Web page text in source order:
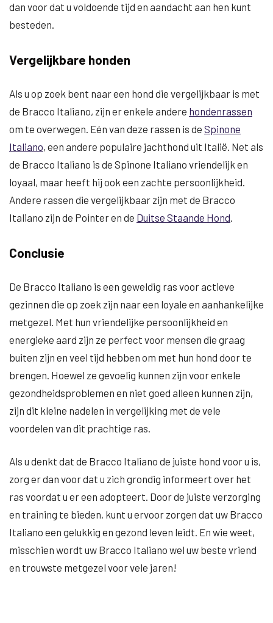
dan voor dat u voldoende tijd en aandacht aan hen kunt
besteden.
Vergelijkbare honden
Als u op zoek bent naar een hond die vergelijkbaar is met
de Bracco Italiano, zijn er enkele andere hondenrassen
om te overwegen. Eén van deze rassen is de Spinone
Italiano, een andere populaire jachthond uit Italië. Net als
de Bracco Italiano is de Spinone Italiano vriendelijk en
loyaal, maar heeft hij ook een zachte persoonlijkheid.
Andere rassen die vergelijkbaar zijn met de Bracco
Italiano zijn de Pointer en de Duitse Staande Hond.
Conclusie
De Bracco Italiano is een geweldig ras voor actieve
gezinnen die op zoek zijn naar een loyale en aanhankelijke
metgezel. Met hun vriendelijke persoonlijkheid en
energieke aard zijn ze perfect voor mensen die graag
buiten zijn en veel tijd hebben om met hun hond door te
brengen. Hoewel ze gevoelig kunnen zijn voor enkele
gezondheidsproblemen en niet goed alleen kunnen zijn,
zijn dit kleine nadelen in vergelijking met de vele
voordelen van dit prachtige ras.
Als u denkt dat de Bracco Italiano de juiste hond voor u is,
zorg er dan voor dat u zich grondig informeert over het
ras voordat u er een adopteert. Door de juiste verzorging
en training te bieden, kunt u ervoor zorgen dat uw Bracco
Italiano een gelukkig en gezond leven leidt. En wie weet,
misschien wordt uw Bracco Italiano wel uw beste vriend
en trouwste metgezel voor vele jaren!